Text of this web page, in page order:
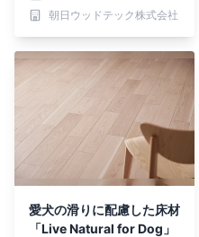
ー」に出展
朝日ウッドテック株式会社
愛犬の滑りに配慮した床材
「Live Natural for Dog」